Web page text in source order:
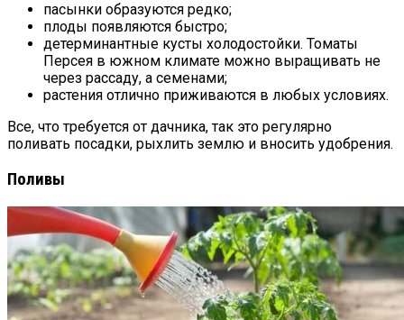
пасынки образуются редко;
плоды появляются быстро;
детерминантные кусты холодостойки. Томаты
Персея в южном климате можно выращивать не
через рассаду, а семенами;
растения отлично приживаются в любых условиях.
Все, что требуется от дачника, так это регулярно
поливать посадки, рыхлить землю и вносить удобрения.
Поливы